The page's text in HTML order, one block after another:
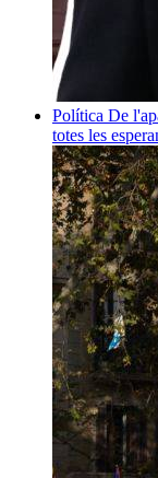
Política De
totes les